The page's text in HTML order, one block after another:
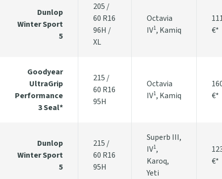
Dunlop
Winter Sport
5
205 /
60 R16
96H /
XL
Octavia
IV1, Kamiq
€*
Goodyear
UltraGrip
Performance
3 Seal*
215 /
60 R16
95H
Octavia
IV1, Kamiq
€*
Dunlop
Winter Sport
5
215 /
60 R16
95H
Superb III,
IV1,
Karoq,
Yeti
€*